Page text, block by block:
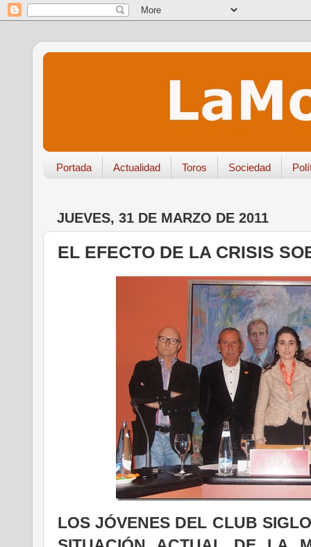
Portada Actualidad Toros Sociedad
JUEVES, 31 DE MARZO DE 2011
EL EFECTO DE LA CRISIS
LOS JÓVENES DEL CLUB